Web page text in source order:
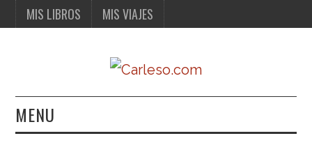
MIS LIBROS MIS VIAJES
MENU